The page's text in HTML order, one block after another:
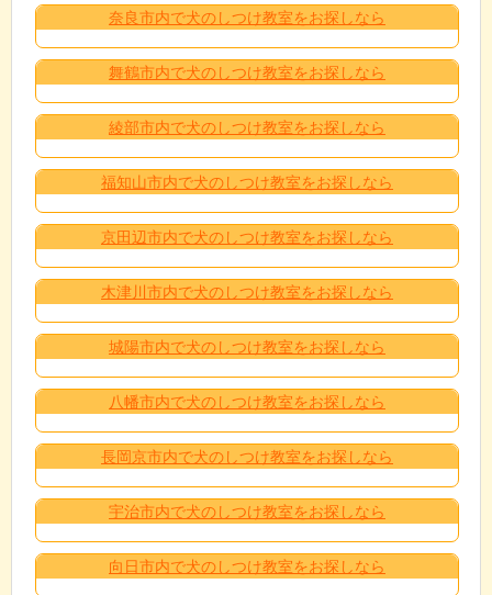
奈良市内で犬のしつけ教室をお探しなら
舞鶴市内で犬のしつけ教室をお探しなら
綾部市内で犬のしつけ教室をお探しなら
福知山市内で犬のしつけ教室をお探しなら
京田辺市内で犬のしつけ教室をお探しなら
木津川市内で犬のしつけ教室をお探しなら
城陽市内で犬のしつけ教室をお探しなら
八幡市内で犬のしつけ教室をお探しなら
長岡京市内で犬のしつけ教室をお探しなら
宇治市内で犬のしつけ教室をお探しなら
向日市内で犬のしつけ教室をお探しなら